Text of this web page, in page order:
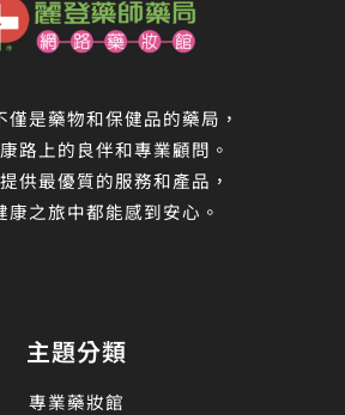
僅是藥物和保健品的藥局，
路上的良伴和專業顧問。
供最優質的服務和產品，
康之旅中都能感到安心。
主題分類
專業藥妝館